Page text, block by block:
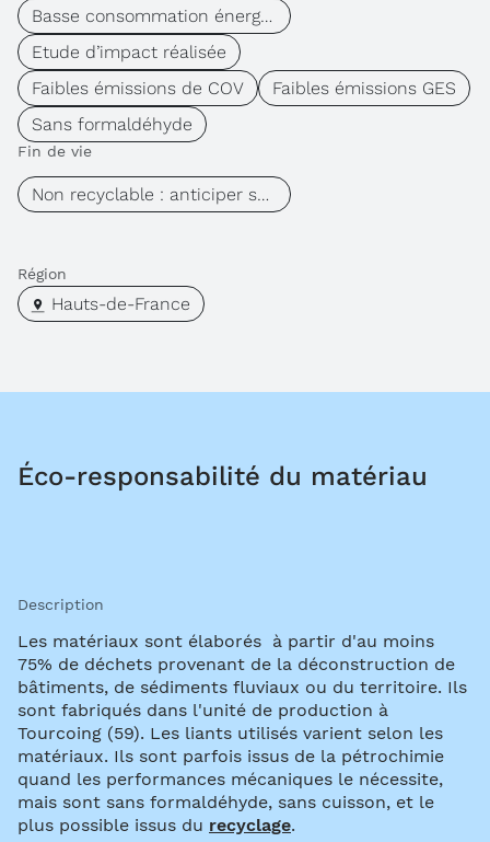
Basse consommation énergétique
Etude d’impact réalisée
Faibles émissions de COV
Faibles émissions GES
Sans formaldéhyde
Fin de vie
Non recyclable : anticiper son réemploi
Région
Hauts-de-France
Éco-responsabilité du matériau
Description
Les matériaux sont élaborés à partir d'au moins
75% de déchets provenant de la déconstruction de
bâtiments, de sédiments fluviaux ou du territoire. Ils
sont fabriqués dans l'unité de production à
Tourcoing (59). Les liants utilisés varient selon les
matériaux. Ils sont parfois issus de la pétrochimie
quand les performances mécaniques le nécessite,
mais sont sans formaldéhyde, sans cuisson, et le
plus possible issus du recyclage.